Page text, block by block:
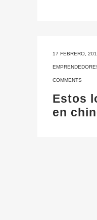
17 FEBRERO,
COMMENTS
Estos
en